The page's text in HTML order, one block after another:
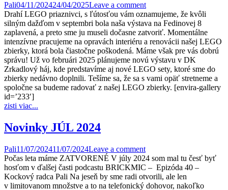
Pali04/11/202424/04/2025Leave a comment
Drahí LEGO priaznivci, s ľútosťou vám oznamujeme, že kvôli
silným dažďom v septembri bola naša výstava na Fedinovej 8
zaplavená, a preto sme ju museli dočasne zatvoriť. Momentálne
intenzívne pracujeme na opravách interiéru a renovácii našej LEGO
zbierky, ktorá bola čiastočne poškodená. Máme však pre vás dobrú
správu! Už vo februári 2025 plánujeme novú výstavu v DK
Zrkadlový háj, kde predstavíme aj nové LEGO sety, ktoré sme do
zbierky nedávno doplnili. Tešíme sa, že sa s vami opäť stretneme a
spoločne sa budeme radovať z našej LEGO zbierky. [envira-gallery
id=’233′]
zisti viac...
Novinky JÚL 2024
Pali11/07/202411/07/2024Leave a comment
Počas leta máme ZATVORENÉ V júly 2024 som mal tu česť byť
hosťom v ďalšej časti podcastu BRICKMIC – Epizóda 40 –
Kockový radca Pali Na jeseň by sme radi otvorili, ale len
v limitovanom množstve a to na telefonický dohovor, nakoľko